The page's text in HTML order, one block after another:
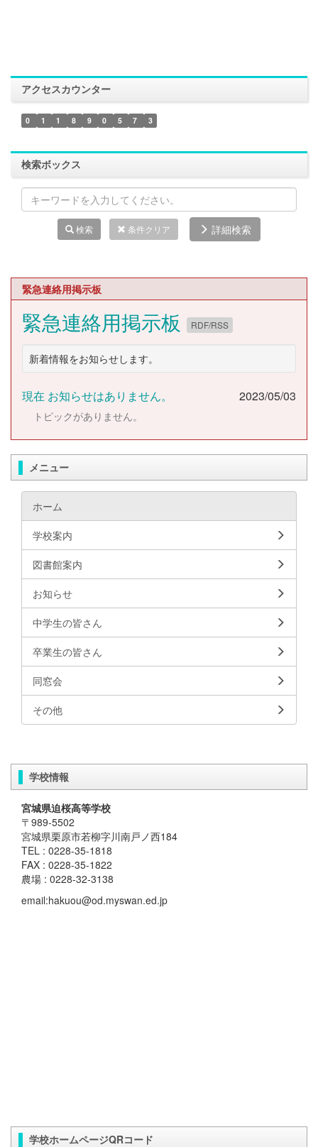
アクセスカウンター
0 1 1 8 9 0 5 7 3
検索ボックス
検索 条件クリア 詳細検索
緊急連絡用掲示板
緊急連絡用掲示板 RDF/RSS
新着情報をお知らせします。
現在 お知らせはありません。 2023/05/03
トピックがありません。
メニュー
ホーム
学校案内
図書館案内
お知らせ
中学生の皆さん
卒業生の皆さん
同窓会
その他
学校情報
宮城県迫桜高等学校
〒989-5502
宮城県栗原市若柳字川南戸ノ西184
TEL : 0228-35-1818
FAX : 0228-35-1822
農場 : 0228-32-3138
email:hakuou@od.myswan.ed.jp
学校ホームページQRコード